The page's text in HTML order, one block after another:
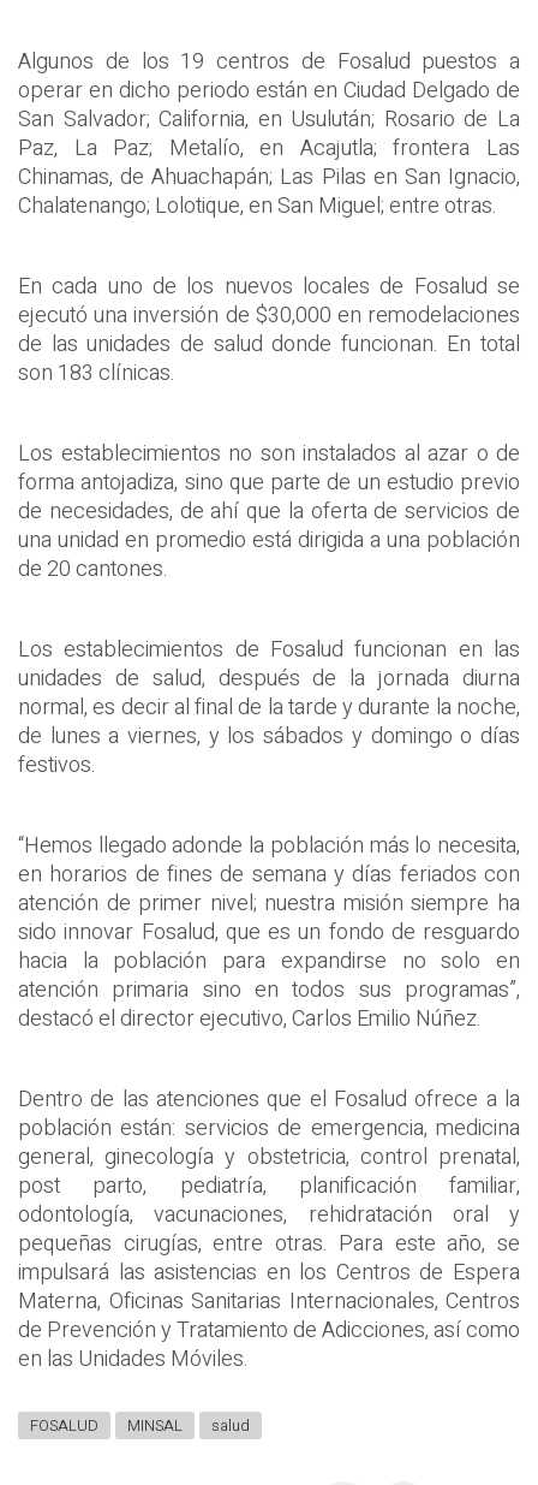
Algunos de los 19 centros de Fosalud puestos a
operar en dicho periodo están en Ciudad Delgado de
San Salvador; California, en Usulután; Rosario de La
Paz, La Paz; Metalío, en Acajutla; frontera Las
Chinamas, de Ahuachapán; Las Pilas en San Ignacio,
Chalatenango; Lolotique, en San Miguel; entre otras.
En cada uno de los nuevos locales de Fosalud se
ejecutó una inversión de $30,000 en remodelaciones
de las unidades de salud donde funcionan. En total
son 183 clínicas.
Los establecimientos no son instalados al azar o de
forma antojadiza, sino que parte de un estudio previo
de necesidades, de ahí que la oferta de servicios de
una unidad en promedio está dirigida a una población
de 20 cantones.
Los establecimientos de Fosalud funcionan en las
unidades de salud, después de la jornada diurna
normal, es decir al final de la tarde y durante la noche,
de lunes a viernes, y los sábados y domingo o días
festivos.
“Hemos llegado adonde la población más lo necesita,
en horarios de fines de semana y días feriados con
atención de primer nivel; nuestra misión siempre ha
sido innovar Fosalud, que es un fondo de resguardo
hacia la población para expandirse no solo en
atención primaria sino en todos sus programas”,
destacó el director ejecutivo, Carlos Emilio Núñez.
Dentro de las atenciones que el Fosalud ofrece a la
población están: servicios de emergencia, medicina
general, ginecología y obstetricia, control prenatal,
post parto, pediatría, planificación familiar,
odontología, vacunaciones, rehidratación oral y
pequeñas cirugías, entre otras. Para este año, se
impulsará las asistencias en los Centros de Espera
Materna, Oficinas Sanitarias Internacionales, Centros
de Prevención y Tratamiento de Adicciones, así como
en las Unidades Móviles.
FOSALUD MINSAL salud